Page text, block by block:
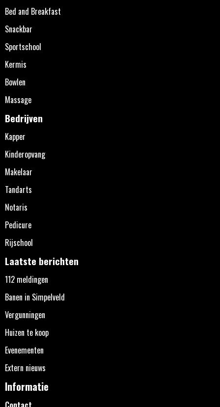
Bed and Breakfast
Snackbar
Sportschool
Kermis
Bowlen
Massage
Bedrijven
Kapper
Kinderopvang
Makelaar
Tandarts
Notaris
Pedicure
Rijschool
Laatste berichten
112 meldingen
Banen in Simpelveld
Vergunningen
Huizen te koop
Evenementen
Extern nieuws
Informatie